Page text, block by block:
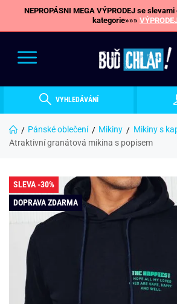
NEPROPÁSNI MEGA VÝPRODEJ se
kategorie»»»
VYHLEDÁVÁNÍ
Pánské oblečení Mikiny
Mikiny s
Atraktivní granátová mikina s popisem
SLEVA -30%
DOPRAVA ZDARMA